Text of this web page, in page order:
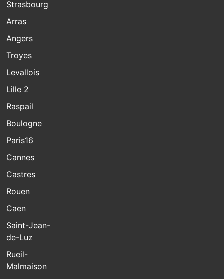
Strasbourg
Arras
Angers
Troyes
Levallois
Lille 2
Raspail
Boulogne
Paris16
Cannes
Castres
Rouen
Caen
Saint-Jean-
de-Luz
Rueil-
Malmaison